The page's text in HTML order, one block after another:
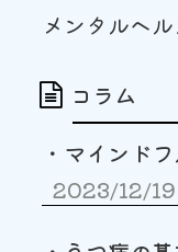
メンタルヘ
コラム
・マインド
2023/12/19